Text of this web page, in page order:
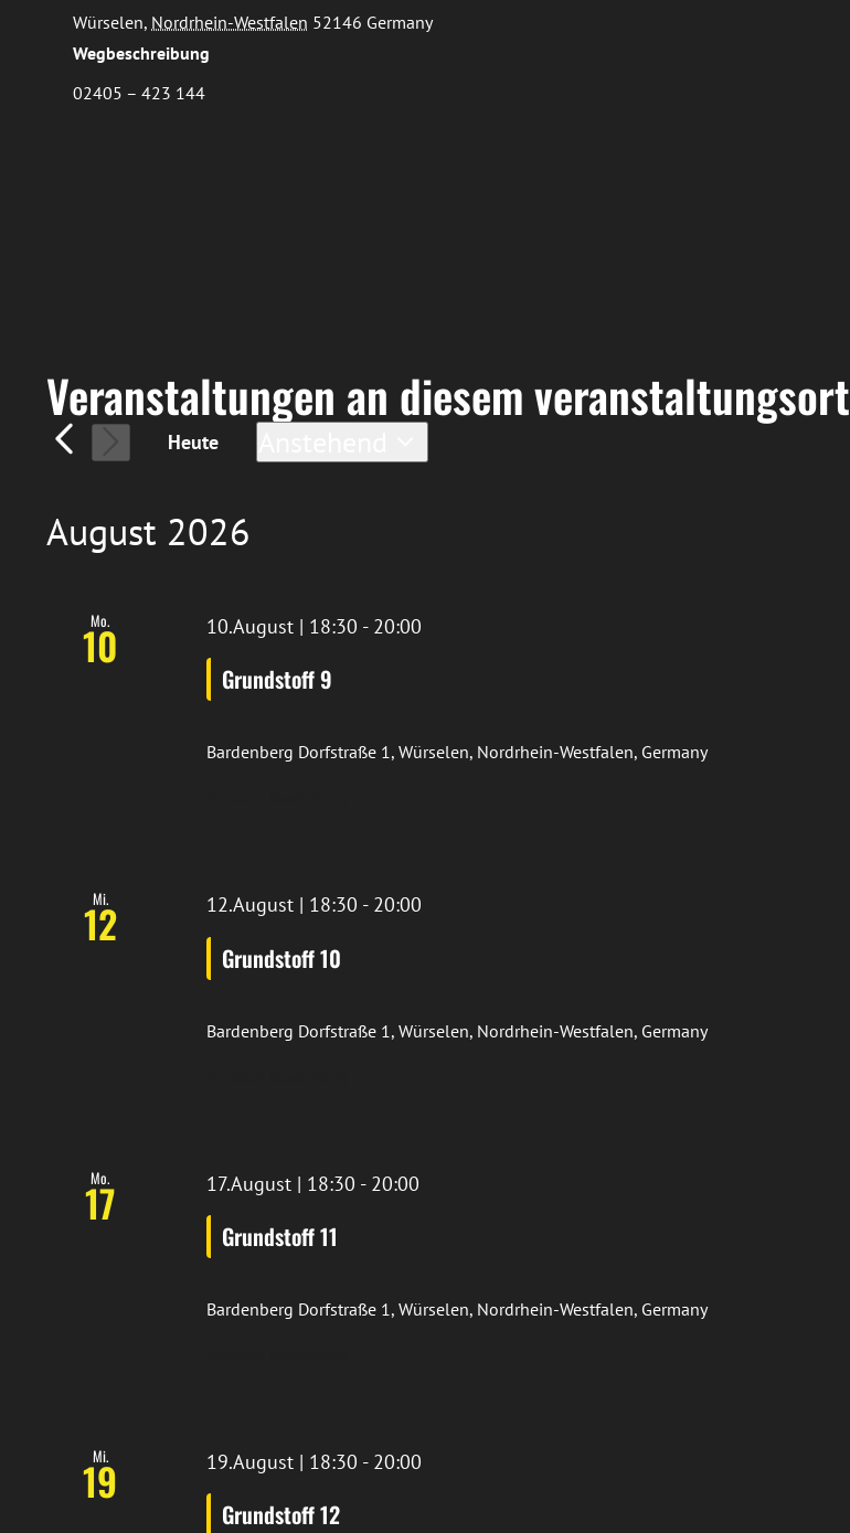
Würselen, Nordrhein-Westfalen 52146 Germany
Wegbeschreibung
Telefon
02405 – 423 144
Veranstaltungen an diesem veranstaltungsort
Heute
Datum
August 2026
Mo.
10
Grundstoff 9
10.August | 18:30 - 20:00
Bardenberg Dorfstraße 1, Würselen, Nordrhein-Westfalen, Germany
Mi.
12
Grundstoff 10
12.August | 18:30 - 20:00
Bardenberg Dorfstraße 1, Würselen, Nordrhein-Westfalen, Germany
Mo.
17
Grundstoff 11
17.August | 18:30 - 20:00
Bardenberg Dorfstraße 1, Würselen, Nordrhein-Westfalen, Germany
Mi.
19
Grundstoff 12
19.August | 18:30 - 20:00